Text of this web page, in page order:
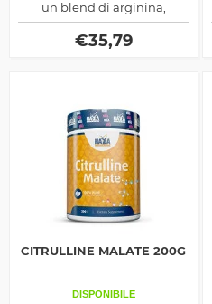
un blend di arginina,
astragin e altri elementi per
il recupero muscolare
€35,79
CITRULLINE MALATE 200G
DISPONIBILE